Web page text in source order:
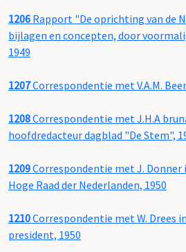
1206 Rapport "De oprichting van de
bijlagen en concepten, door
1949
1207Correspondentie met V.A.M.
1208Correspondentie met J.H.A
hoofdredacteur dagblad "De Stem",
1209Correspondentie met J. Donner
Hoge Raad der Nederlanden, 1950
1210Correspondentie met W. Drees
president, 1950